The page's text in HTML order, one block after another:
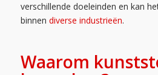
verschillende doeleinden en kan
binnen diverse industrieën.
Waarom